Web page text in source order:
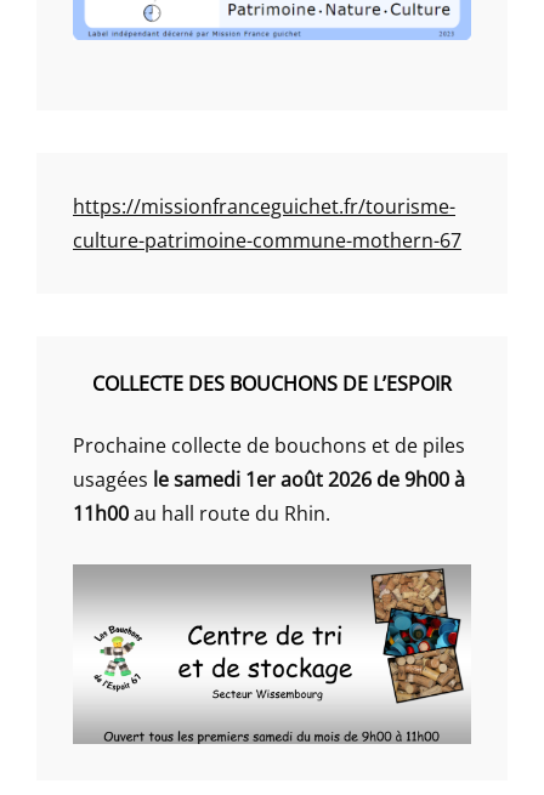
https://missionfranceguichet.fr/tourisme-
culture-patrimoine-commune-mothern-67
COLLECTE DES BOUCHONS DE L’ESPOIR
Prochaine collecte de bouchons et de piles
usagées le samedi 1er août 2026 de 9h00 à
11h00au hall route du Rhin.